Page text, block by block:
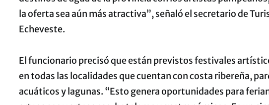
la oferta sea aún más atractiva”, señaló el secretario de
Echeveste.
El funcionario precisó que están previstos festivales
en todas las localidades que cuentan con costa ribereña,
acuáticos y lagunas. “Esto genera oportunidades para